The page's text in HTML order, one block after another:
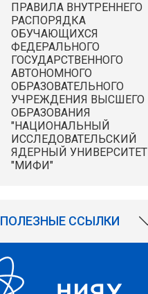
ПРАВИЛА ВНУТРЕННЕГО
РАСПОРЯДКА
ОБУЧАЮЩИХСЯ
ФЕДЕРАЛЬНОГО
ГОСУДАРСТВЕННОГО
АВТОНОМНОГО
ОБРАЗОВАТЕЛЬНОГО
УЧРЕЖДЕНИЯ ВЫСШЕГО
ОБРАЗОВАНИЯ
"НАЦИОНАЛЬНЫЙ
ИССЛЕДОВАТЕЛЬСКИЙ
ЯДЕРНЫЙ УНИВЕРСИТЕТ
"МИФИ"
ПОЛЕЗНЫЕ ССЫЛКИ